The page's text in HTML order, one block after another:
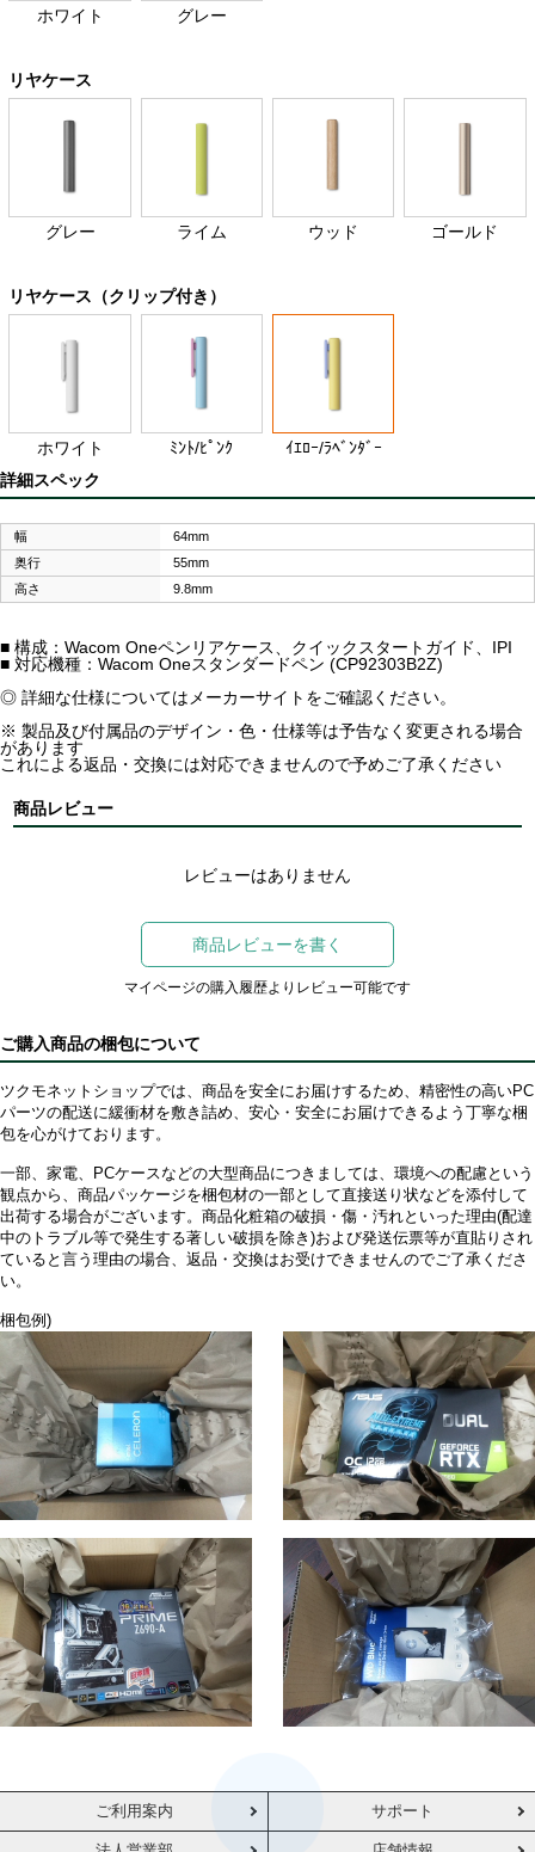
ホワイト グレー
リヤケース
グレー ライム ウッド ゴールド
リヤケース（クリップ付き）
ホワイト ﾐﾝﾄ/ﾋﾟﾝｸ
ｲｴﾛｰ/ﾗﾍﾞﾝﾀﾞｰ
詳細スペック
幅
64mm
奥行
55mm
高さ
9.8mm
■ 構成：Wacom Oneペンリアケース、クイックスタートガイド、IPI
■ 対応機種：Wacom Oneスタンダードペン (CP92303B2Z)
◎ 詳細な仕様についてはメーカーサイトをご確認ください。
※ 製品及び付属品のデザイン・色・仕様等は予告なく変更される場合
があります
これによる返品・交換には対応できませんので予めご了承ください
商品レビュー
レビューはありません
商品レビューを書く
マイページの購入履歴よりレビュー可能です
ご購入商品の梱包について
ツクモネットショップでは、商品を安全にお届けするため、精密性の高いPC
パーツの配送に緩衝材を敷き詰め、安心・安全にお届けできるよう丁寧な梱
包を心がけております。
一部、家電、PCケースなどの大型商品につきましては、環境への配慮という
観点から、商品パッケージを梱包材の一部として直接送り状などを添付して
出荷する場合がございます。商品化粧箱の破損・傷・汚れといった理由(配達
中のトラブル等で発生する著しい破損を除き)および発送伝票等が直貼りされ
ていると言う理由の場合、返品・交換はお受けできませんのでご了承くださ
い。
梱包例)
ご利用案内 サポート